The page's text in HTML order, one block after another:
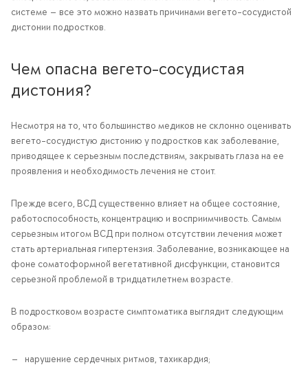
системе — все это можно назвать причинами вегето-сосудистой
дистонии подростков.
Чем опасна вегето-сосудистая
дистония?
Несмотря на то, что большинство медиков не склонно оценивать
вегето-сосудистую дистонию у подростков как заболевание,
приводящее к серьезным последствиям, закрывать глаза на ее
проявления и необходимость лечения не стоит.
Прежде всего, ВСД существенно влияет на общее состояние,
работоспособность, концентрацию и восприимчивость. Самым
серьезным итогом ВСД при полном отсутствии лечения может
стать артериальная гипертензия. Заболевание, возникающее на
фоне соматоформной вегетативной дисфункции, становится
серьезной проблемой в тридцатилетнем возрасте.
В подростковом возрасте симптоматика выглядит следующим
образом:
нарушение сердечных ритмов, тахикардия;